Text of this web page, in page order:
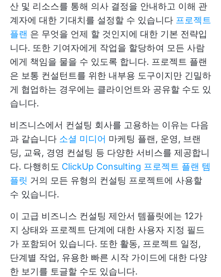
산 및 리소스를 통해 의사 결정을 안내하고 이해 관
계자에 대한 기대치를 설정할 수 있습니다 프로젝트
플랜 은 무엇을 언제 할 것인지에 대한 기본 전략입
니다. 또한 기여자에게 작업을 할당하여 모든 사람
에게 책임을 물을 수 있도록 합니다. 프로젝트 플랜
은 보통 컨설턴트를 위한 내부용 도구이지만 긴밀하
게 협업하는 경우에는 클라이언트와 공유할 수도 있
습니다.
비즈니스에서 컨설팅 회사를 고용하는 이유는 다음
과 같습니다 소셜 미디어 마케팅 플랜, 운영, 브랜
딩, 교육, 경영 컨설팅 등 다양한 서비스를 제공합니
다. 다행히도 ClickUp Consulting 프로젝트 플랜 템
플릿 거의 모든 유형의 컨설팅 프로젝트에 사용할
수 있습니다.
이 고급 비즈니스 컨설팅 제안서 템플릿에는 12가
지 상태와 프로젝트 단계에 대한 사용자 지정 필드
가 포함되어 있습니다. 또한 활동, 프로젝트 일정,
단계별 작업, 유용한 빠른 시작 가이드에 대한 다양
한 보기를 토글할 수도 있습니다.